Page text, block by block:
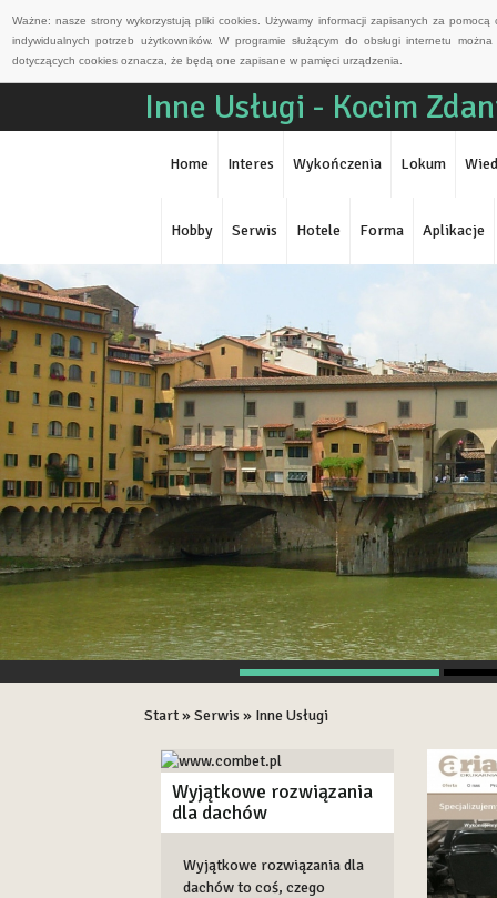
Ważne: nasze strony wykorzystują pliki cookies. Używamy informacji zapisanych za
indywidualnych potrzeb użytkowników. W programie służącym do obsługi internetu
dotyczących cookies oznacza, że będą one zapisane w pamięci urządzenia.
Inne Usługi - Kocim
Home Interes Wykończenia Lokum
Hobby Serwis Hotele Forma Aplikacje
Start»Serwis » Inne Usługi
Wyjątkowe rozwiązania
dla dachów
Wyjątkowe rozwiązania dla
dachów to coś, czego